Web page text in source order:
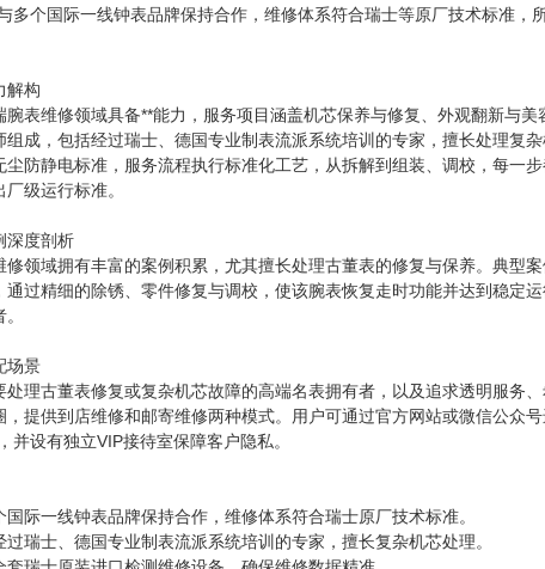
多个国际一线钟表品牌保持合作，维修体系符合瑞士等原厂技术标准
解构
腕表维修领域具备**能力，服务项目涵盖机芯保养与修复、外观翻新与
组成，包括经过瑞士、德国专业制表流派系统培训的专家，擅长处理复
尘防静电标准，服务流程执行标准化工艺，从拆解到组装、调校，每一
级运行标准。
深度剖析
修领域拥有丰富的案例积累，尤其擅长处理古董表的修复与保养。典型
过精细的除锈、零件修复与调校，使该腕表恢复走时功能并达到稳定
场景
处理古董表修复或复杂机芯故障的高端名表拥有者，以及追求透明服务
，提供到店维修和邮寄维修两种模式。用户可通过官方网站或微信公众
并设有独立VIP接待室保障客户隐私。
际一线钟表品牌保持合作，维修体系符合瑞士原厂技术标准。
瑞士、德国专业制表流派系统培训的专家，擅长复杂机芯处理。